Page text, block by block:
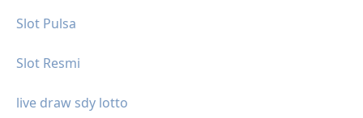
Slot Pulsa
Slot Resmi
live draw sdy lotto